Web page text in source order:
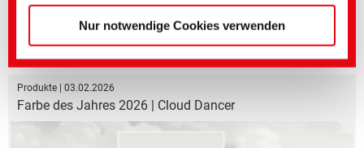
Nur notwendige Cookies verwenden
Optimierte Weichheit und Vernähbarkeit
Produkte | 03.02.2026
Farbe des Jahres 2026 | Cloud Dancer